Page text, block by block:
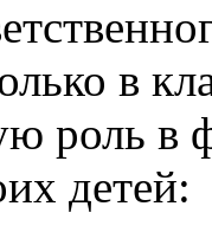
в
роль в
детей: